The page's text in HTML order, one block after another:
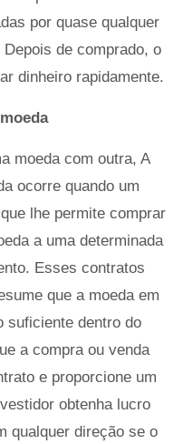
por quase qualquer
de comprado, o
dinheiro rapidamente.
moeda com outra, A
ocorre quando um
lhe permite comprar
a uma determinada
Esses contratos
que a moeda em
suficiente dentro do
a compra ou venda
e proporcione um
obtenha lucro
qualquer direção se o